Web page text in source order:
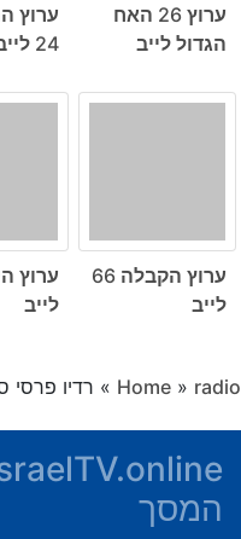
ערוץ 26 האח
הגדול לייב
ערוץ
24 לייב
ערוץ הקבלה 66
לייב
ערוץ
לייב
Home » radio
» רדיו פרסי
המסך